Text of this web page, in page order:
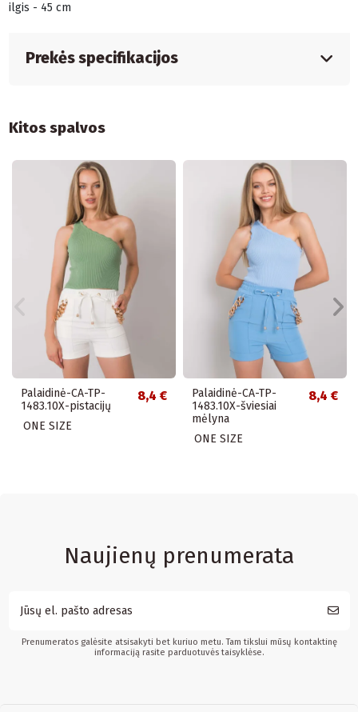
ilgis - 45 cm
Prekės specifikacijos
Kitos spalvos
Palaidinė-CA-TP-
1483.10X-pistacijų
8,4 €
ONE SIZE
Palaidinė-CA-TP-
1483.10X-šviesiai
mėlyna
8,4 €
ONE SIZE
Naujienų prenumerata
Prenumeratos galėsite atsisakyti bet kuriuo metu. Tam tikslui mūsų kontaktinę
informaciją rasite parduotuvės taisyklėse.